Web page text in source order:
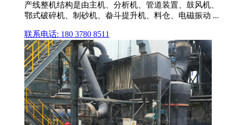
产线整机结构是由主机、分析机、管道装置、鼓风机、
鄂式破碎机、制砂机、畚斗提升机、料仓、电磁振动 ...
联系电话: 180 3780 8511